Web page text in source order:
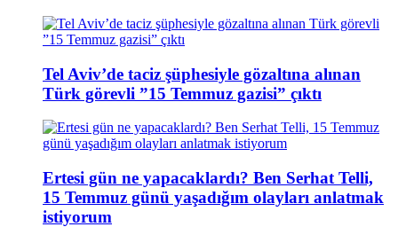
Tel Aviv’de taciz şüphesiyle gözaltına alınan
Türk görevli ”15 Temmuz gazisi” çıktı
Ertesi gün ne yapacaklardı? Ben Serhat Telli,
15 Temmuz günü yaşadığım olayları anlatmak
istiyorum